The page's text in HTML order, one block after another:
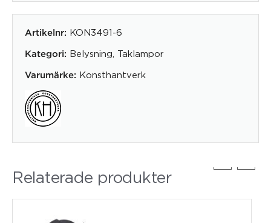
Artikelnr: KON3491-6
Kategori: Belysning Taklampor
Varumärke: Konsthantverk
Relaterade produkter